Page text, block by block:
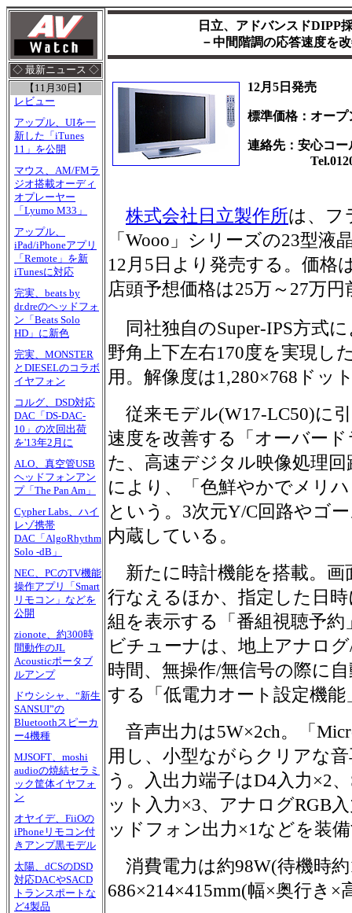
◇ 最新ニュース ◇
【11月30日】
レビュー
アップル、UIを一
新した「iTunes
11」を公開
マウス、AM/FMラ
ジオ搭載オーディ
オプレーヤー
「Lyumo M33」
アップル、
iPad/iPhoneアプリ
「Remote」を新
iTunesに対応
完実、beats by
dr.dreのヘッドフォ
ン「Beats Solo
HD」に新色
完実、MONSTER
とDIESELのコラボ
イヤフォン
コルグ、DSD対応
DAC「DS-DAC-
10」の次回出荷
を'13年2月に
ALO、真空管USB
ヘッドフォンアン
プ「The Pan Am」
Cypher Labs、ハイ
レゾ携帯
DAC「AlgoRhythm
Solo -dB」
NEC、PCのTV機能
操作アプリ「Smart
リモコン」などを
公開
zionote、約300時
間動作のJL
Acousticポータブ
ルアンプ
ドウシシャ、“新生
SANSUI”の
Bluetoothスピーカ
ー4機種
MJSOFT、moshi
audioの焼結セラミ
ック筐体イヤフォ
ン
オヤイデ、FiiOの
iPhoneリモコン付
きアンプ黒モデル
太陽、dCSのDSD
対応DACやSACD
トランスポートな
ど4製品
日立、アドバンスドDIPP
－中間階調の応答速度を
12月5日発売
標準価格：オープ
連絡先：安心コー
Tel.0120-
株式会社日立製作所は、フ
「Wooo」シリーズの23型液
12月5日より発売する。価格
店頭予想価格は25万～27万
同社独自のSuper-IPS方式
野角上下左右170度を実現し
用。解像度は1,280×768ドッ
従来モデル(W17-LC50)に
速度を改善する「オーバー
た、高速デジタル映像処理
により、「色鮮やかでメリ
という。3次元Y/C回路やゴ
内蔵している。
新たに時計機能を搭載。画
行なえるほか、指定した日
組を表示する「番組視聴予
ビチューナは、地上アナロ
時間、無操作/無信号の際に
する「低電力オート設定機
音声出力は5W×2ch。「
用し、小型ながらクリアな
う。入出力端子はD4入力×2
ット入力×3、アナログRGB
ッドフォン出力×1などを装
消費電力は約98W(待機時
686×214×415mm(幅×奥行き×